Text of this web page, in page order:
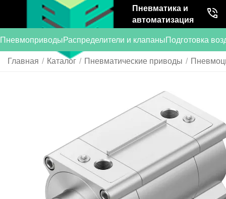
Пневматика и
автоматизация
ПневмоприводыРаспределители и клапаныПодготовка
Главная / Каталог / Пневматические приводы /